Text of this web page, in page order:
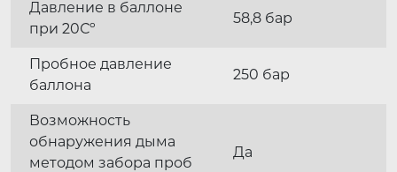
Давление в баллоне
при 20Сº
58,8 бар
Пробное давление
баллона
250 бар
Возможность
обнаружения дыма
методом забора проб
Да